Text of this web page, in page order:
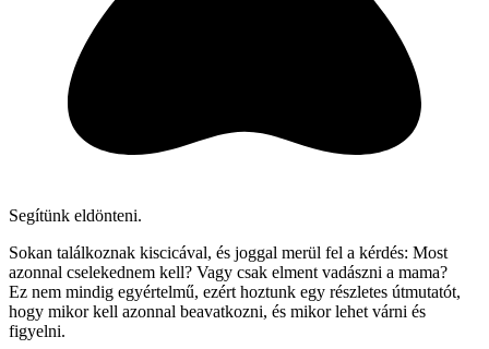
Segítünk eldönteni.
Sokan találkoznak kiscicával, és joggal merül fel a kérdés: Most
azonnal cselekednem kell? Vagy csak elment vadászni a mama?
Ez nem mindig egyértelmű, ezért hoztunk egy részletes útmutatót,
hogy mikor kell azonnal beavatkozni, és mikor lehet várni és
figyelni.